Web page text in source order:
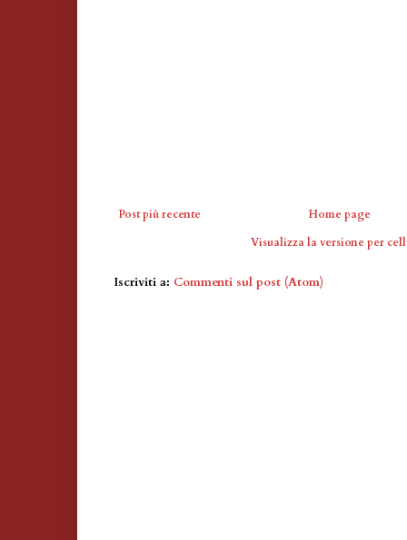
Post più recente
Home page
Visualizza la versione per
Iscriviti a: Commenti sul post (Atom)